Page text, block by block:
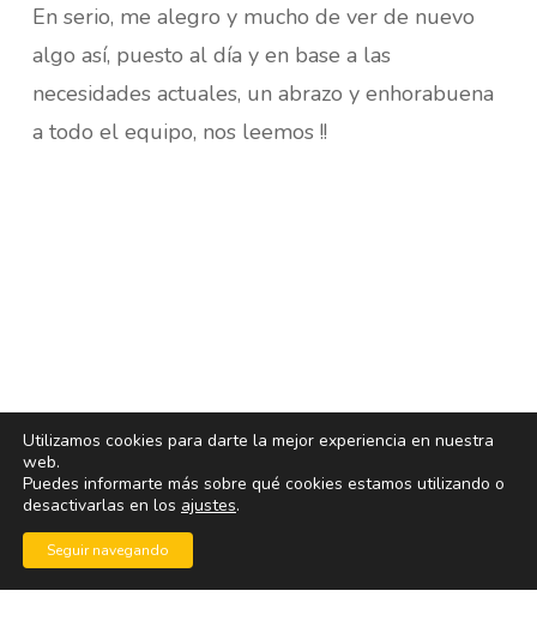
En serio, me alegro y mucho de ver de nuevo
algo así, puesto al día y en base a las
necesidades actuales, un abrazo y enhorabuena
a todo el equipo, nos leemos !!
Utilizamos cookies para darte la mejor experiencia en nuestra
web.
Puedes informarte más sobre qué cookies estamos utilizando o
desactivarlas en los ajustes.
Seguir navegando